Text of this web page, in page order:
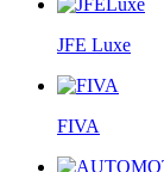
JFE Luxe
FIVA